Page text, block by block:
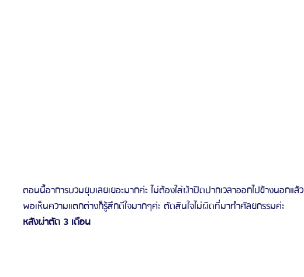
ตอนนี้อาการบวมยุบเลยเยอะมากค่ะ ไม่ต้องใส่ผ้าปิดปากเวลาออกไปข้างนอกแล้ว
พอเห็นความแตกต่างก็รู้สึกดีใจมากๆค่ะ ตัดสินใจไม่ผิดที่มาทำศัลยกรรมค่ะ
หลังผ่าตัด 3 เดือน